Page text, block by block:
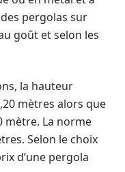
pergolas sur
goût et selon les
la hauteur
mètres alors que
mètre. La norme
Selon le choix
d’une pergola